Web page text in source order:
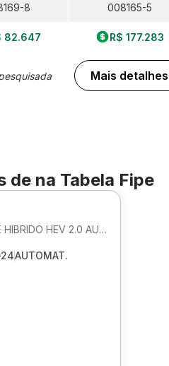
8
82.647
008165-5
R$ 177.283
Mais detalhes
de na Tabela Fipe
SPORTBACK S LINE HIBRIDO HEV 2.0 AUTOMATICO
AUTOMAT.